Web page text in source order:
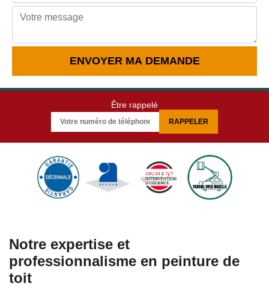
Être rappelé
Notre expertise et
professionnalisme en peinture de
toit